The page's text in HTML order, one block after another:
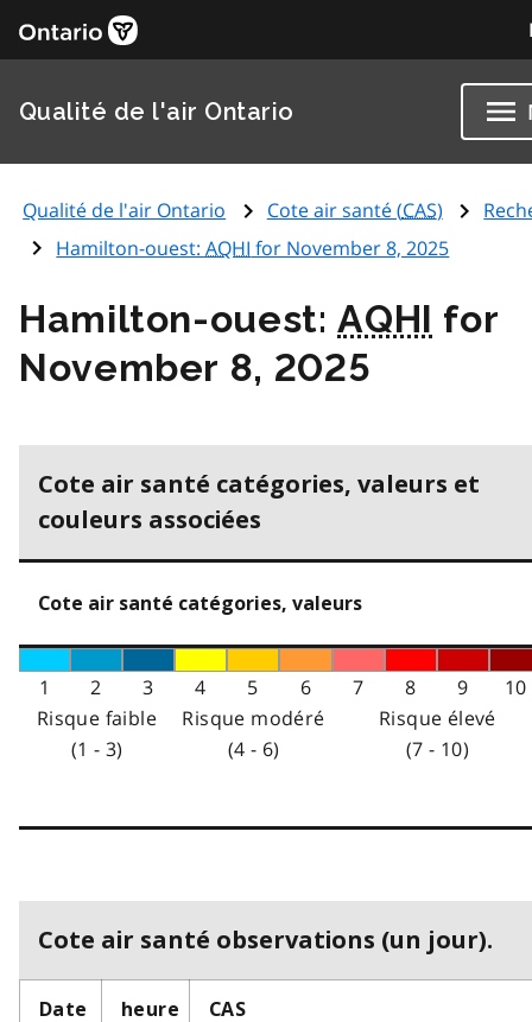
Qualité de l'air Ontario
Qualité de l'air Ontario Cote air santé (CAS)
Hamilton-ouest:AQHI for November 8, 2025
Hamilton-ouest:AQHI for
November 8, 2025
Cote air santé catégories, valeurs et
couleurs associées
Cote air santé catégories, valeurs
1 2 3 4 5 6 7 8 9
10
Risque faible
(1 - 3)
Risque modéré
(4 - 6)
Risque élevé
(7 - 10)
Cote air santé observations (un jour).
Date heure CAS